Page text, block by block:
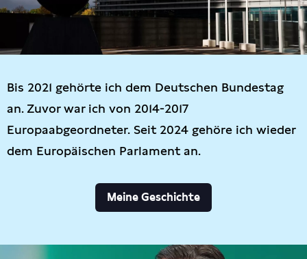
Bis 2021 gehörte ich dem Deutschen Bundestag
an. Zuvor war ich von 2014-2017
Europaabgeordneter. Seit 2024 gehöre ich wieder
dem Europäischen Parlament an.
Meine Geschichte